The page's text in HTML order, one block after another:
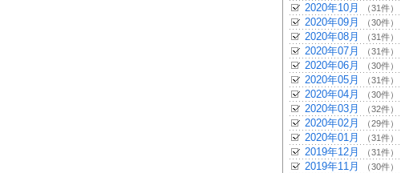
2020年10月 （31件）
2020年09月 （30件）
2020年08月 （31件）
2020年07月 （31件）
2020年06月 （30件）
2020年05月 （31件）
2020年04月 （30件）
2020年03月 （32件）
2020年02月 （29件）
2020年01月 （31件）
2019年12月 （31件）
2019年11月 （30件）